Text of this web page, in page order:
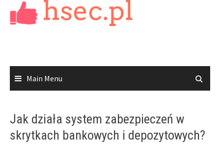
Main Menu
Jak działa system zabezpieczeń w
skrytkach bankowych i depozytowych?